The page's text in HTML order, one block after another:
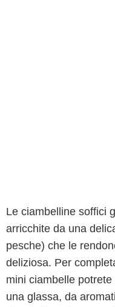
Le ciambelline soffici
arricchite da una
pesche) che le
deliziosa. Per
mini ciambelle
una glassa, da